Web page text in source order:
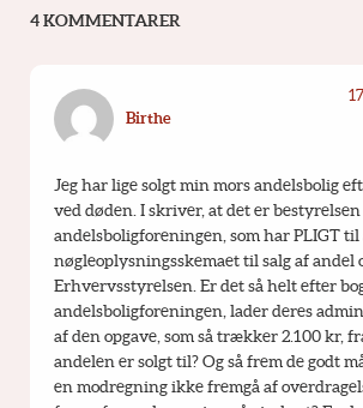
4 KOMMENTARER
Birthe
Jeg har lige solgt min mors andelsbolig
ved døden. I skriver, at det er bestyrelsen
andelsboligforeningen, som har PLIGT
nøgleoplysningsskemaet til salg af andel
Erhvervsstyrelsen. Er det så helt efter
andelsboligforeningen, lader deres
af den opgave, som så trækker 2.100 kr,
andelen er solgt til? Og så frem de godt
en modregning ikke fremgå af